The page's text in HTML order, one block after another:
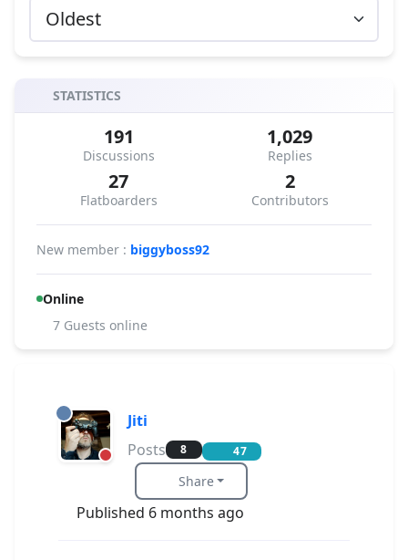
Jiti
Posts
8 47
Share
Published 6 months ago
STATISTICS
191
Discussions
1,029
Replies
27
Flatboarders
2
Contributors
New member : biggyboss92
Online
7 Guests online